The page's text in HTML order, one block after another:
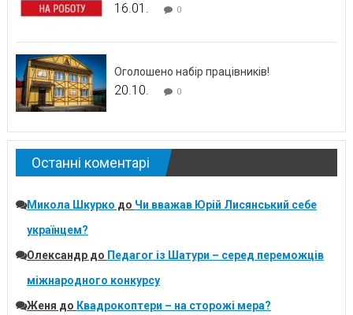
16.01. 0
Оголошено набір працівників!
20.10. 0
Останні коментарі
Микола Шкурко до Чи вважав Юрій Лисянський себе
українцем?
Олександрдо Педагог із Шатури – серед переможців
міжнародного конкурсу
Женя до Квадрокоптери – на сторожі мера?